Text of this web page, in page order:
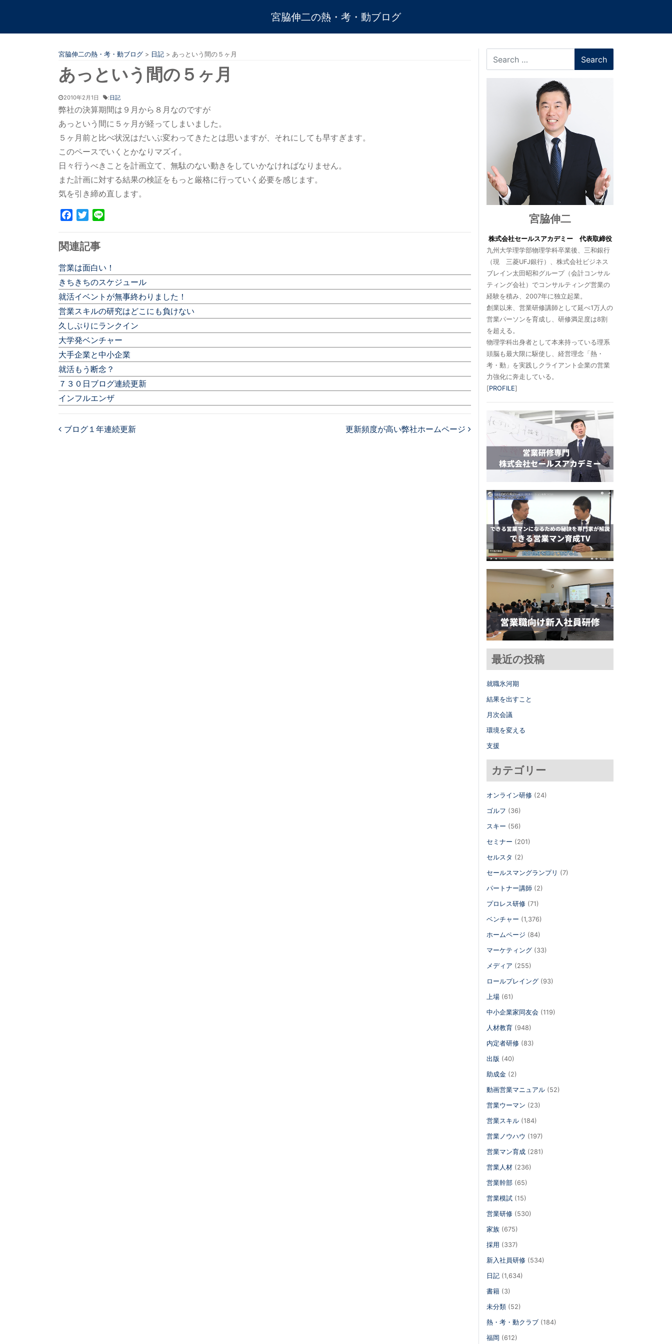
宮脇伸二の熱・考・動ブログ
宮脇伸二の熱・考・動ブログ > 日記 > あっという間の５ヶ月
あっという間の５ヶ月
2010年2月1日 :日記
弊社の決算期間は９月から８月なのですが
あっという間に５ヶ月が経ってしまいました。
５ヶ月前と比べ状況はだいぶ変わってきたとは思いますが、それにしても早すぎます。
このペースでいくとかなりマズイ。
日々行うべきことを計画立て、無駄のない動きをしていかなければなりません。
また計画に対する結果の検証をもっと厳格に行っていく必要を感じます。
気を引き締め直します。
Facebook
Twitter
関連記事
営業は面白い！
きちきちのスケジュール
就活イベントが無事終わりました！
営業スキルの研究はどこにも負けない
久しぶりにランクイン
大学発ベンチャー
大手企業と中小企業
就活もう断念？
７３０日ブログ連続更新
インフルエンザ
ブログ１年連続更新 更新頻度が高い弊社ホームページ
宮脇伸二
株式会社セールスアカデミー 代表取締役
九州大学理学部物理学科卒業後、三和銀行
（現 三菱UFJ銀行）、株式会社ビジネス
ブレイン太田昭和グループ（会計コンサル
ティング会社）でコンサルティング営業の
経験を積み、2007年に独立起業。
創業以来、営業研修講師として延べ1万人の
営業パーソンを育成し、研修満足度は8割
を超える。
物理学科出身者として本来持っている理系
頭脳も最大限に駆使し、経営理念「熱・
考・動」を実践しクライアント企業の営業
力強化に奔走している。
[PROFILE]
最近の投稿
就職氷河期
結果を出すこと
月次会議
環境を変える
支援
カテゴリー
オンライン研修 (24)
ゴルフ (36)
スキー (56)
セミナー (201)
セルスタ (2)
セールスマングランプリ (7)
パートナー講師 (2)
プロレス研修 (71)
ベンチャー (1,376)
ホームページ (84)
マーケティング (33)
メディア (255)
ロールプレイング (93)
上場 (61)
中小企業家同友会 (119)
人材教育 (948)
内定者研修 (83)
出版 (40)
助成金 (2)
動画営業マニュアル (52)
営業ウーマン (23)
営業スキル (184)
営業ノウハウ (197)
営業マン育成 (281)
営業人材 (236)
営業幹部 (65)
営業模試 (15)
営業研修 (530)
家族 (675)
採用 (337)
新入社員研修 (534)
日記 (1,634)
書籍 (3)
未分類 (52)
熱・考・動クラブ (184)
福岡 (612)